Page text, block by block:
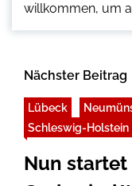
willkommen, um
Nächster Beitrag
Lübeck
Schleswig-Holstein
Nun startet